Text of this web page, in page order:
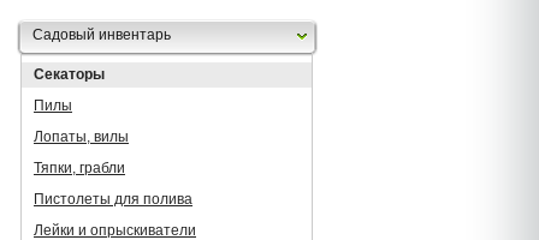
Садовый инвентарь
Секаторы
Пилы
Лопаты, вилы
Тяпки, грабли
Пистолеты для полива
Лейки и опрыскиватели